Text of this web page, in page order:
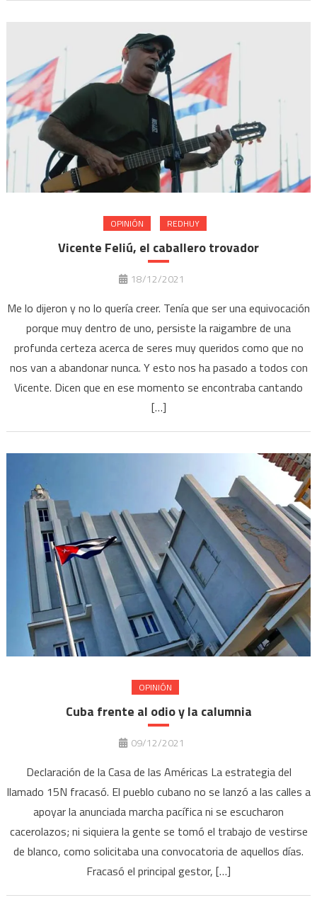
OPINIÓN REDHUY
Vicente Feliú, el caballero trovador
18/12/2021
Me lo dijeron y no lo quería creer. Tenía que ser una equivocación
porque muy dentro de uno, persiste la raigambre de una
profunda certeza acerca de seres muy queridos como que no
nos van a abandonar nunca. Y esto nos ha pasado a todos con
Vicente. Dicen que en ese momento se encontraba cantando
[…]
OPINIÓN
Cuba frente al odio y la calumnia
09/12/2021
Declaración de la Casa de las Américas La estrategia del
llamado 15N fracasó. El pueblo cubano no se lanzó a las calles a
apoyar la anunciada marcha pacífica ni se escucharon
cacerolazos; ni siquiera la gente se tomó el trabajo de vestirse
de blanco, como solicitaba una convocatoria de aquellos días.
Fracasó el principal gestor, […]